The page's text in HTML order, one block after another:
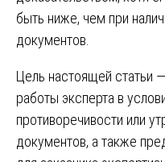
быть ниже, чем при
документов.
Цель настоящей статьи
работы эксперта в
противоречивости или
документов, а также